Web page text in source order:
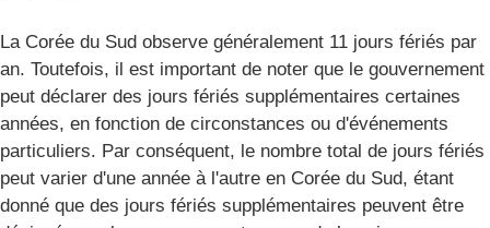
La Corée du Sud observe généralement 11 jours fériés par
an. Toutefois, il est important de noter que le gouvernement
peut déclarer des jours fériés supplémentaires certaines
années, en fonction de circonstances ou d'événements
particuliers. Par conséquent, le nombre total de jours fériés
peut varier d'une année à l'autre en Corée du Sud, étant
donné que des jours fériés supplémentaires peuvent être